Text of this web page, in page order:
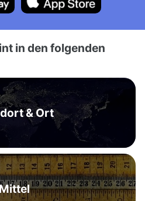
in den folgenden
& Ort